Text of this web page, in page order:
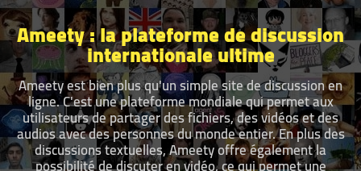
Ameety : la plateforme de discussion
internationale ultime
Ameety est bien plus qu'un simple site de discussion en
ligne. C'est une plateforme mondiale qui permet aux
utilisateurs de partager des fichiers, des vidéos et des
audios avec des personnes du monde entier. En plus des
discussions textuelles, Ameety offre également la
possibilité de discuter en vidéo, ce qui permet une